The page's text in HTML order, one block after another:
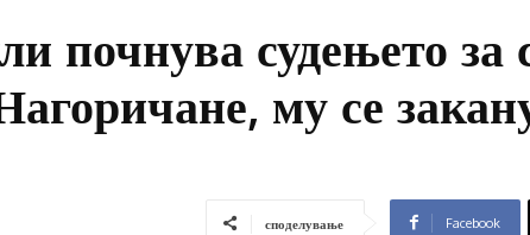
почнува судењето за
му се
споделување Facebook